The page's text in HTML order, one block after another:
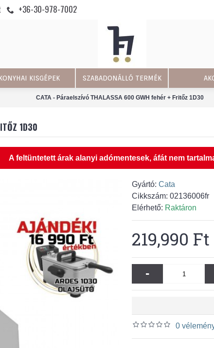
+36-30-978-7002
KISGÉPEK SZABADONÁLLÓ TERMÉK
CATA - Páraelszívó THALASSA 600 GWH fehér + Fritőz 1D30
1D30
A feltüntetett árak alanyi adómentesek, áfát nem
Gyártó: Cata
Cikkszám: 02136006fr
Elérhető: Raktáron
219,990 Ft
-
0